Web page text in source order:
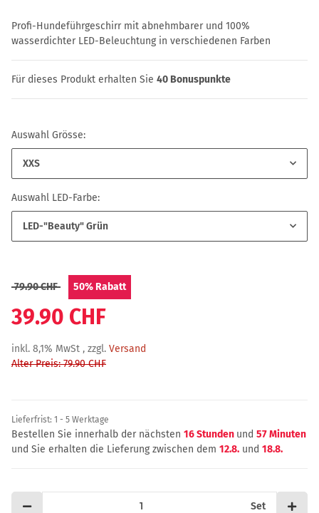
Profi-Hundeführgeschirr mit abnehmbarer und 100%
wasserdichter LED-Beleuchtung in verschiedenen Farben
Für dieses Produkt erhalten Sie 40 Bonuspunkte
Auswahl Grösse:
XXS
Auswahl LED-Farbe:
LED-"Beauty" Grün
79.90 CHF 50% Rabatt
39.90 CHF
inkl. 8,1% MwSt , zzgl. Versand
Alter Preis: 79.90 CHF
Lieferfrist: 1 - 5 Werktage
Bestellen Sie innerhalb der nächsten 16 Stunden und 57 Minuten
und Sie erhalten die Lieferung zwischen dem 12.8. und 18.8.
Set